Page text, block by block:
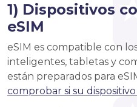
1) Dispositivos
eSIM
eSIM es compatible con
inteligentes, tabletas y
están preparados para
comprobar si su